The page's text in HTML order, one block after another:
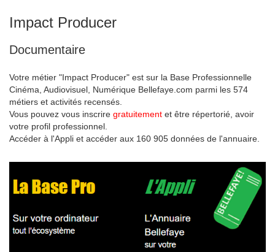
Impact Producer
Documentaire
Votre métier "Impact Producer" est sur la Base Professionnelle
Cinéma, Audiovisuel, Numérique Bellefaye.com parmi les 574
métiers et activités recensés.
Vous pouvez vous inscrire gratuitement et être répertorié, avoir
votre profil professionnel.
Accéder à l'Appli et accéder aux 160 905 données de l'annuaire.